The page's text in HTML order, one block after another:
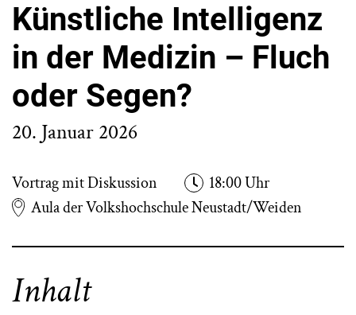
Künstliche Intelligenz
in der Medizin – Fluch
oder Segen?
20. Januar 2026
Vortrag mit Diskussion
18:00 Uhr
Aula der Volkshochschule Neustadt/Weiden
Inhalt